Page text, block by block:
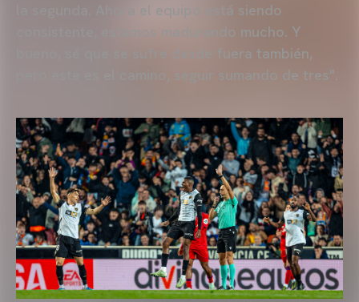
la segunda. Ahora el equipo está siendo
consistente, estamos madurando mucho. Y
bueno, sé que se sufre desde fuera también,
pero este es el camino, seguir sumando de tres".